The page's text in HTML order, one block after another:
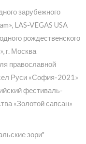
зарубежного
LAS-VEGAS USA
рождественского
г. Москва
православной
Руси «София-2021»
фестиваль-
«Золотой сапсан»
зори"